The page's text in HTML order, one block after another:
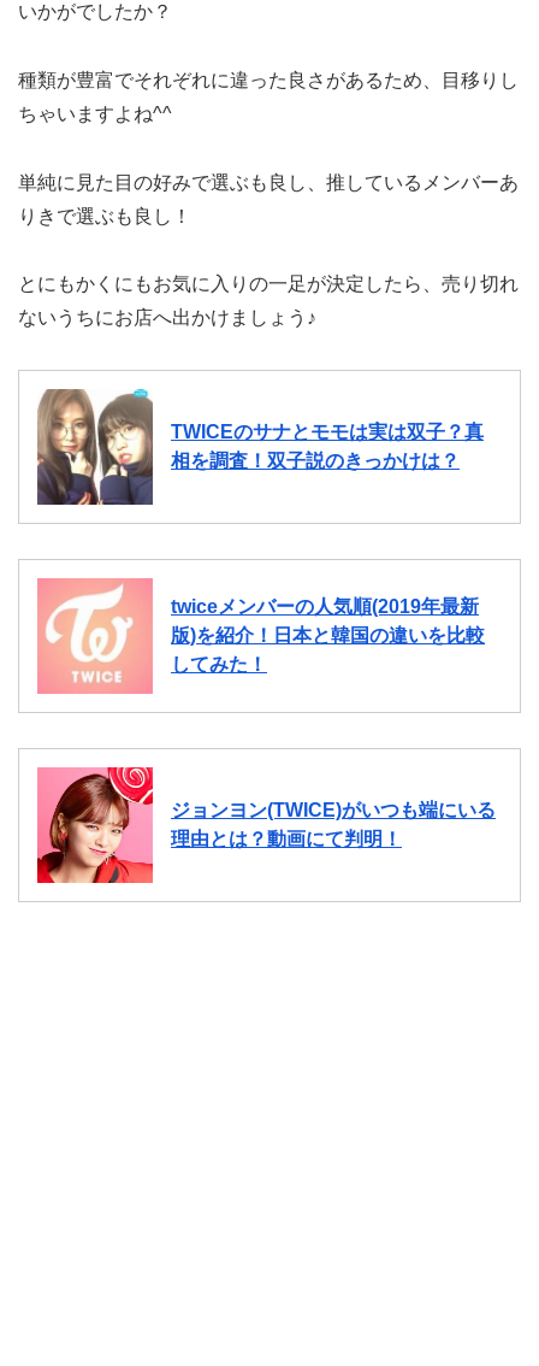
いかがでしたか？
種類が豊富でそれぞれに違った良さがあるため、目移りし
ちゃいますよね^^
単純に見た目の好みで選ぶも良し、推しているメンバーあ
りきで選ぶも良し！
とにもかくにもお気に入りの一足が決定したら、売り切れ
ないうちにお店へ出かけましょう♪
TWICEのサナとモモは実は双子？真
相を調査！双子説のきっかけは？
twiceメンバーの人気順(2019年最新
版)を紹介！日本と韓国の違いを比較
してみた！
ジョンヨン(TWICE)がいつも端にいる
理由とは？動画にて判明！